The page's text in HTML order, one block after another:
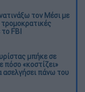
τον Μέσι με
FBI
μπήκε σε
πόσο «κοστίζει»
ασελγήσει πάνω του